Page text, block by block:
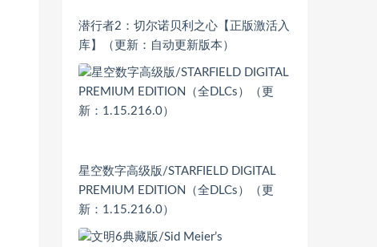
潜行者2：切尔诺贝利之心【正版激活入
库】（更新：自动更新版本）
星空数字高级版/STARFIELD DIGITAL
PREMIUM EDITION（全DLCs）（更
新：1.15.216.0）